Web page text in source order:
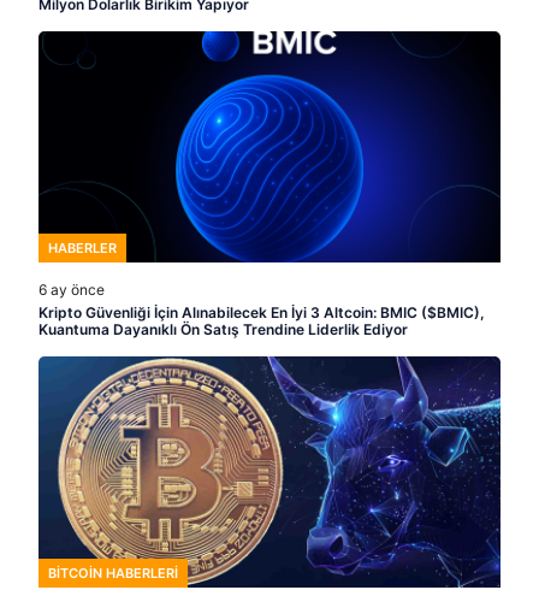
Milyon Dolarlık Birikim Yapıyor
HABERLER
6 ay önce
Kripto Güvenliği İçin Alınabilecek En İyi 3 Altcoin: BMIC ($BMIC),
Kuantuma Dayanıklı Ön Satış Trendine Liderlik Ediyor
BITCOIN HABERLERI